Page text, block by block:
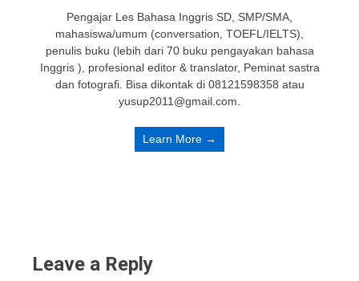
Pengajar Les Bahasa Inggris SD, SMP/SMA,
mahasiswa/umum (conversation, TOEFL/IELTS),
penulis buku (lebih dari 70 buku pengayakan bahasa
Inggris ), profesional editor & translator, Peminat sastra
dan fotografi. Bisa dikontak di 08121598358 atau
yusup2011@gmail.com.
Learn More →
Leave a Reply